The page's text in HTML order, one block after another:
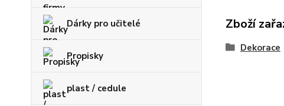
Dárky pro učitelé
Propisky
plast / cedule
Zboží
Dekorace